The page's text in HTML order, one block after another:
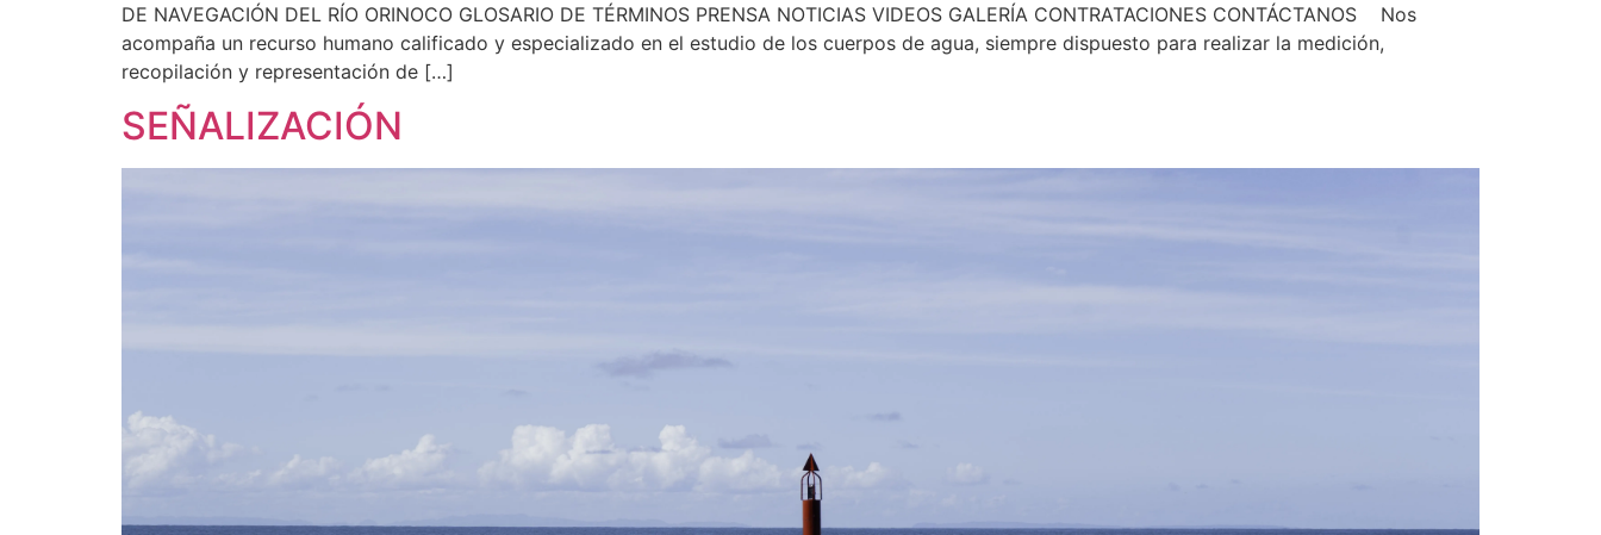
DE NAVEGACIÓN DEL RÍO ORINOCO GLOSARIO DE TÉRMINOS PRENSA NOTICIAS VIDEOS GALERÍA CONTRATACIONES CONTÁCTANOS Nos
acompaña un recurso humano calificado y especializado en el estudio de los cuerpos de agua, siempre dispuesto para realizar la medición,
recopilación y representación de […]
SEÑALIZACIÓN